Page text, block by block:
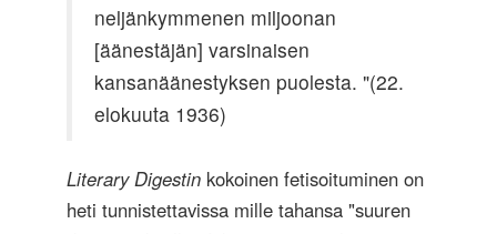
neljänkymmenen miljoonan
[äänestäjän] varsinaisen
kansanäänestyksen puolesta. "(22.
elokuuta 1936)
Literary Digestin kokoinen fetisoituminen on
heti tunnistettavissa mille tahansa "suuren